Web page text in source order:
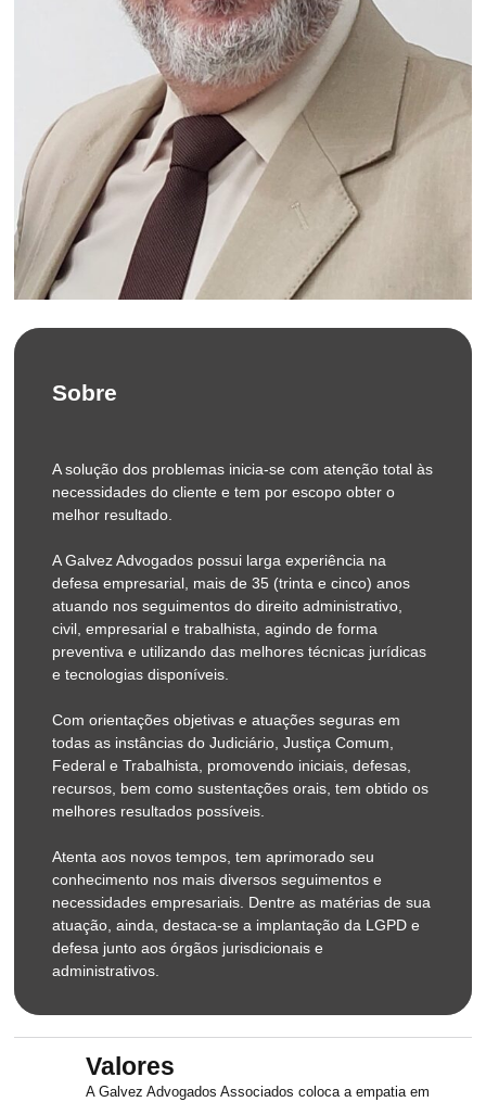
Sobre
A solução dos problemas inicia-se com atenção total às
necessidades do cliente e tem por escopo obter o
melhor resultado.
A Galvez Advogados possui larga experiência na
defesa empresarial, mais de 35 (trinta e cinco) anos
atuando nos seguimentos do direito administrativo,
civil, empresarial e trabalhista, agindo de forma
preventiva e utilizando das melhores técnicas jurídicas
e tecnologias disponíveis.
Com orientações objetivas e atuações seguras em
todas as instâncias do Judiciário, Justiça Comum,
Federal e Trabalhista, promovendo iniciais, defesas,
recursos, bem como sustentações orais, tem obtido os
melhores resultados possíveis.
Atenta aos novos tempos, tem aprimorado seu
conhecimento nos mais diversos seguimentos e
necessidades empresariais. Dentre as matérias de sua
atuação, ainda, destaca-se a implantação da LGPD e
defesa junto aos órgãos jurisdicionais e
administrativos.
Formação Acadêmica
Empresarial pela FMU -São Paulo em 1996.
Especialização e vários cursos de extensão
Internacional de Trabalho pela UBA – Universidad de
Buenos Aires – Argentina entre os anos de 2013 e
2015.
Formação Profissional
Associados, desde 1986, atua nas áreas do Direito;
Trabalhista, Civil, Previdenciário, Empresarial e
Administrativo, ingressando com ações, contestações,
realizando audiências, interpondo recursos e
apresentando sustentação oral nas diversas instâncias
No âmbito do Direito Administrativo, ainda, promove
defesa em demandas administrativas e no âmbito do
Direito Empresarial, assessora as empresas na
implementação da LGPD e defesas junto à ANPD.
Valores
A Galvez Advogados Associados coloca a empatia em